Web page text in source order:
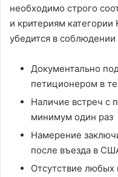
необходимо строго
и критериям
убедится в соблюдении
Документально
петиционером в
Наличие встреч с
минимум один раз
Намерение
после въезда в
Отсутствие любых